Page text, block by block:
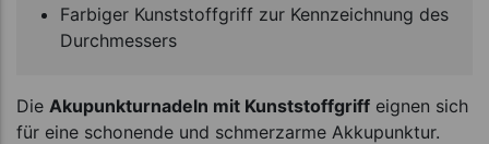
Farbiger Kunststoffgriff zur Kennzeichnung des
Durchmessers
Die Akupunkturnadeln mit Kunststoffgriff eignen sich
für eine schonende und schmerzarme Akkupunktur.